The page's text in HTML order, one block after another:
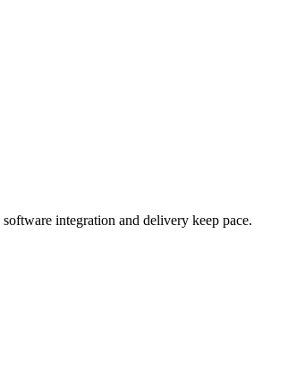
integration and delivery keep pace.